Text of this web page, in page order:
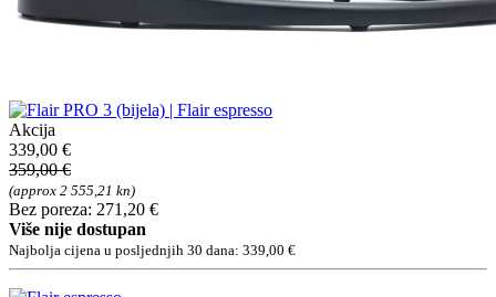
Akcija
339,00 €
359,00 €
(approx 2 555,21 kn)
Bez poreza: 271,20 €
Više nije dostupan
Najbolja cijena u posljednjih 30 dana: 339,00 €